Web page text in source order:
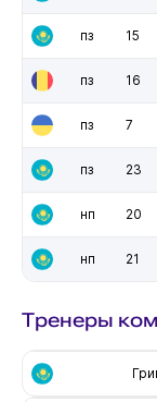
пз 15
пз 16
пз 7
пз 23
нп 20
нп 21
Тренеры